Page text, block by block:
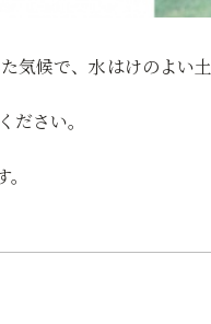
気候で、水はけのよい土
さい。